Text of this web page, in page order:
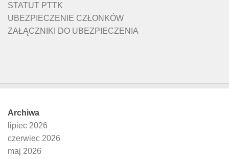
STATUT PTTK
UBEZPIECZENIE CZŁONKÓW
ZAŁĄCZNIKI DO UBEZPIECZENIA
Archiwa
lipiec 2026
czerwiec 2026
maj 2026